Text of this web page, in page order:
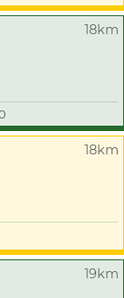
18km
18km
19km